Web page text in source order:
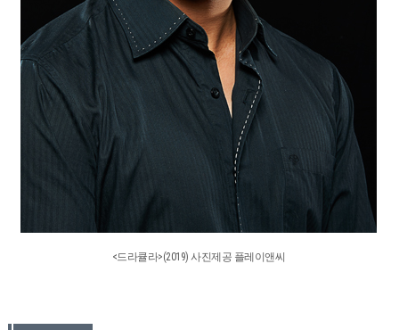
<드라큘라>(2019) 사진제공 플레이앤씨